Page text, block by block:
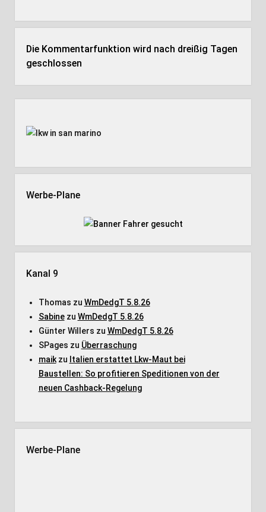
Die Kommentarfunktion wird nach dreißig Tagen
geschlossen
Werbe-Plane
Kanal 9
Thomas zu WmDedgT 5.8.26
Sabinezu WmDedgT 5.8.26
Günter Willers zu WmDedgT 5.8.26
SPages zu Überraschung
maikzu Italien erstattet Lkw-Maut bei
Baustellen: So profitieren Speditionen von der
neuen Cashback-Regelung
Werbe-Plane